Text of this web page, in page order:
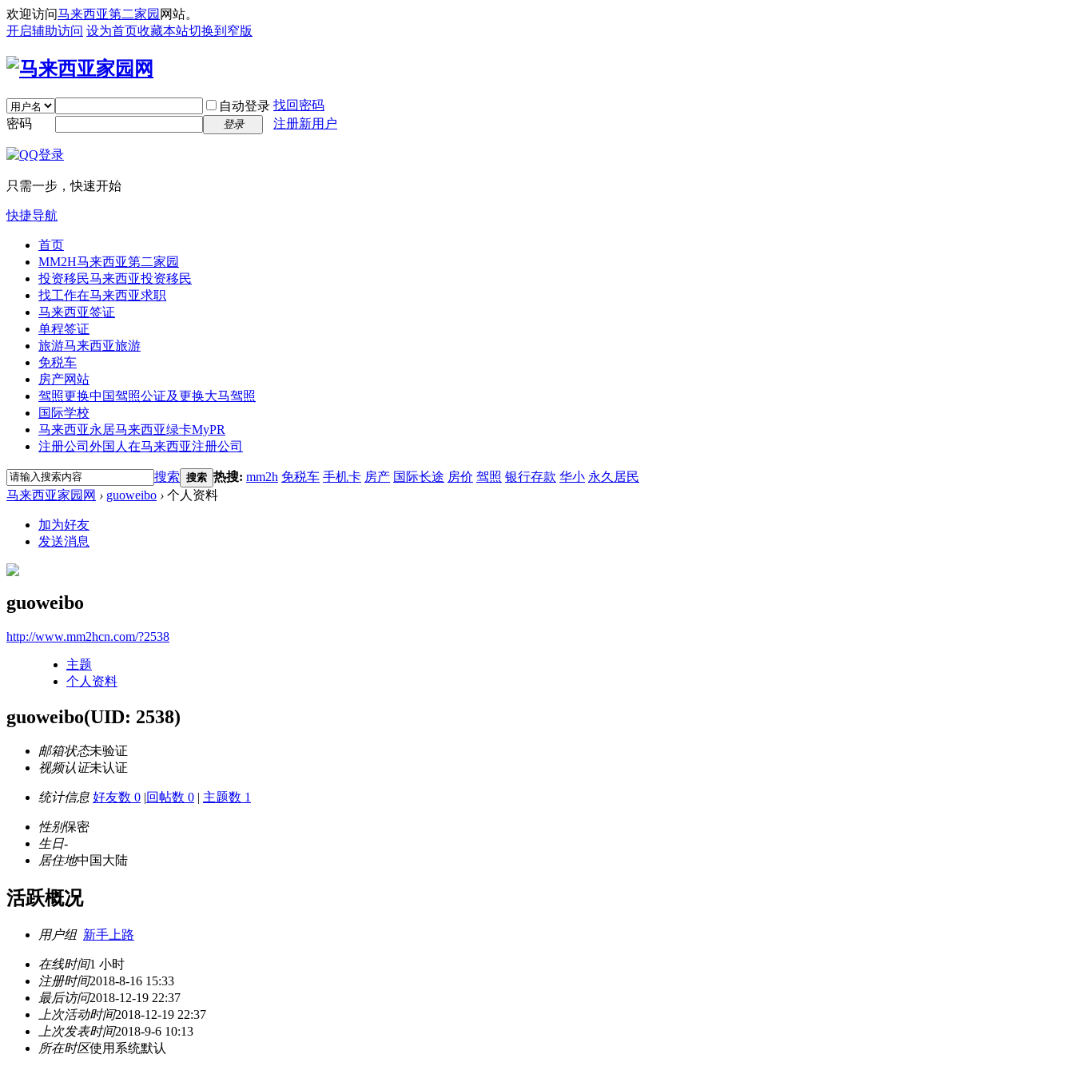
欢迎访问马来西亚第二家园 网站。
开启辅助访问 设为首页收藏本站切换到窄版
自动登录 找回密码
密码
登录 注册新用户
只需一步，快速开始
快捷导航
首页
MM2H马来西亚第二家园
投资移民马来西亚投资移民
找工作在马来西亚求职
马来西亚签证
单程签证
旅游马来西亚旅游
免税车
房产网站
驾照更换中国驾照公证及更换大马驾照
国际学校
马来西亚永居马来西亚绿卡MyPR
注册公司 外国人在马来西亚注册公司
搜索 搜索 热搜: mm2h 免税车 手机卡 房产 国际长途 房价 驾照 银行存款 华小 永久居民
马来西亚家园网 › guoweibo › 个人资料
加为好友
发送消息
guoweibo
http://www.mm2hcn.com/?2538
主题
个人资料
guoweibo(UID: 2538)
邮箱状态未验证
视频认证未认证
统计信息 好友数 0 |回帖数 0 | 主题数 1
性别保密
生日-
居住地中国大陆
活跃概况
用户组 新手上路
在线时间1 小时
注册时间2018-8-16 15:33
最后访问2018-12-19 22:37
上次活动时间2018-12-19 22:37
上次发表时间2018-9-6 10:13
所在时区使用系统默认